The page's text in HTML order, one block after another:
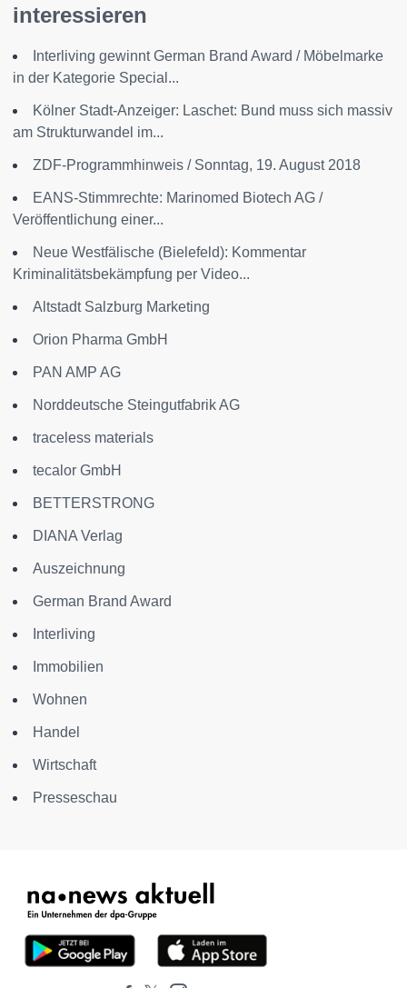
interessieren
Interliving gewinnt German Brand Award / Möbelmarke
in der Kategorie Special...
Kölner Stadt-Anzeiger: Laschet: Bund muss sich massiv
am Strukturwandel im...
ZDF-Programmhinweis / Sonntag, 19. August 2018
EANS-Stimmrechte: Marinomed Biotech AG /
Veröffentlichung einer...
Neue Westfälische (Bielefeld): Kommentar
Kriminalitätsbekämpfung per Video...
Altstadt Salzburg Marketing
Orion Pharma GmbH
PAN AMP AG
Norddeutsche Steingutfabrik AG
traceless materials
tecalor GmbH
BETTERSTRONG
DIANA Verlag
Auszeichnung
German Brand Award
Interliving
Immobilien
Wohnen
Handel
Wirtschaft
Presseschau